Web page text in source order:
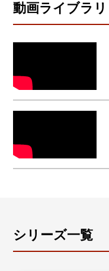
動画ライブラリ
シリーズ一覧